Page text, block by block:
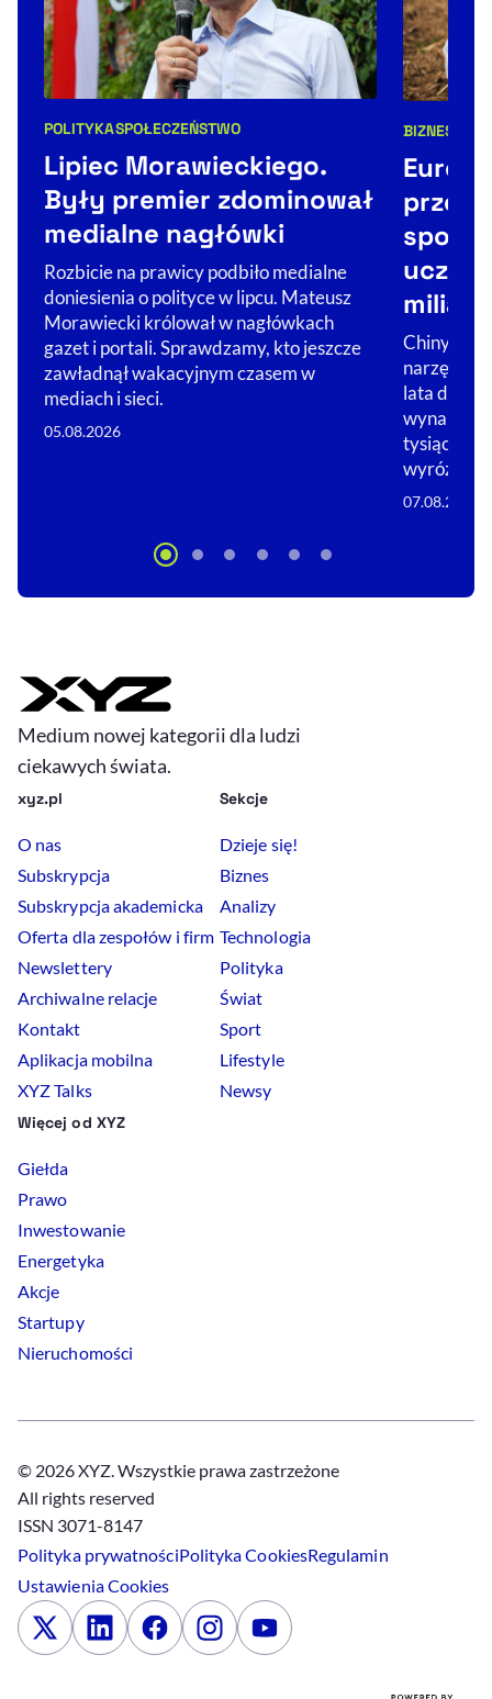
Kategorie artykułu:
POLITYKASPOŁECZEŃSTWO
Lipiec Morawieckiego.
Były premier zdominował
medialne nagłówki
Rozbicie na prawicy podbiło medialne
doniesienia o polityce w lipcu. Mateusz
Morawiecki królował w nagłówkach
gazet i portali. Sprawdzamy, kto jeszcze
zawładnął wakacyjnym czasem w
mediach i sieci.
05.08.2026
BIZNES
Chiny
narzędzie
lata do
tysiące
wyróżnia
07.08.2026
Medium nowej kategorii dla ludzi
ciekawych świata.
xyz.pl
O nas
Subskrypcja
Subskrypcja akademicka
Oferta dla zespołów i firm
Newslettery
Archiwalne relacje
Kontakt
Aplikacja mobilna
XYZ Talks
Sekcje
Dzieje się!
Biznes
Analizy
Technologia
Polityka
Świat
Sport
Lifestyle
Newsy
Więcej od XYZ
Giełda
Prawo
Inwestowanie
Energetyka
Akcje
Startupy
Nieruchomości
© 2026 XYZ. Wszystkie prawa zastrzeżone
All rights reserved
ISSN 3071-8147
Polityka prywatnościPolitykaCookiesRegulamin
UstawieniaCookies
x LinkedinFacebookInstagramYoutube